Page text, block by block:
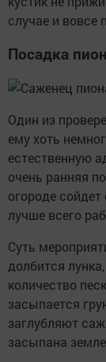
случае и вовсе
Посадка
Один из
ему хоть
естественную
очень ранняя
огороде
лучше всего
Суть
долбится
количество
засыпается
заглубляют
засыпана